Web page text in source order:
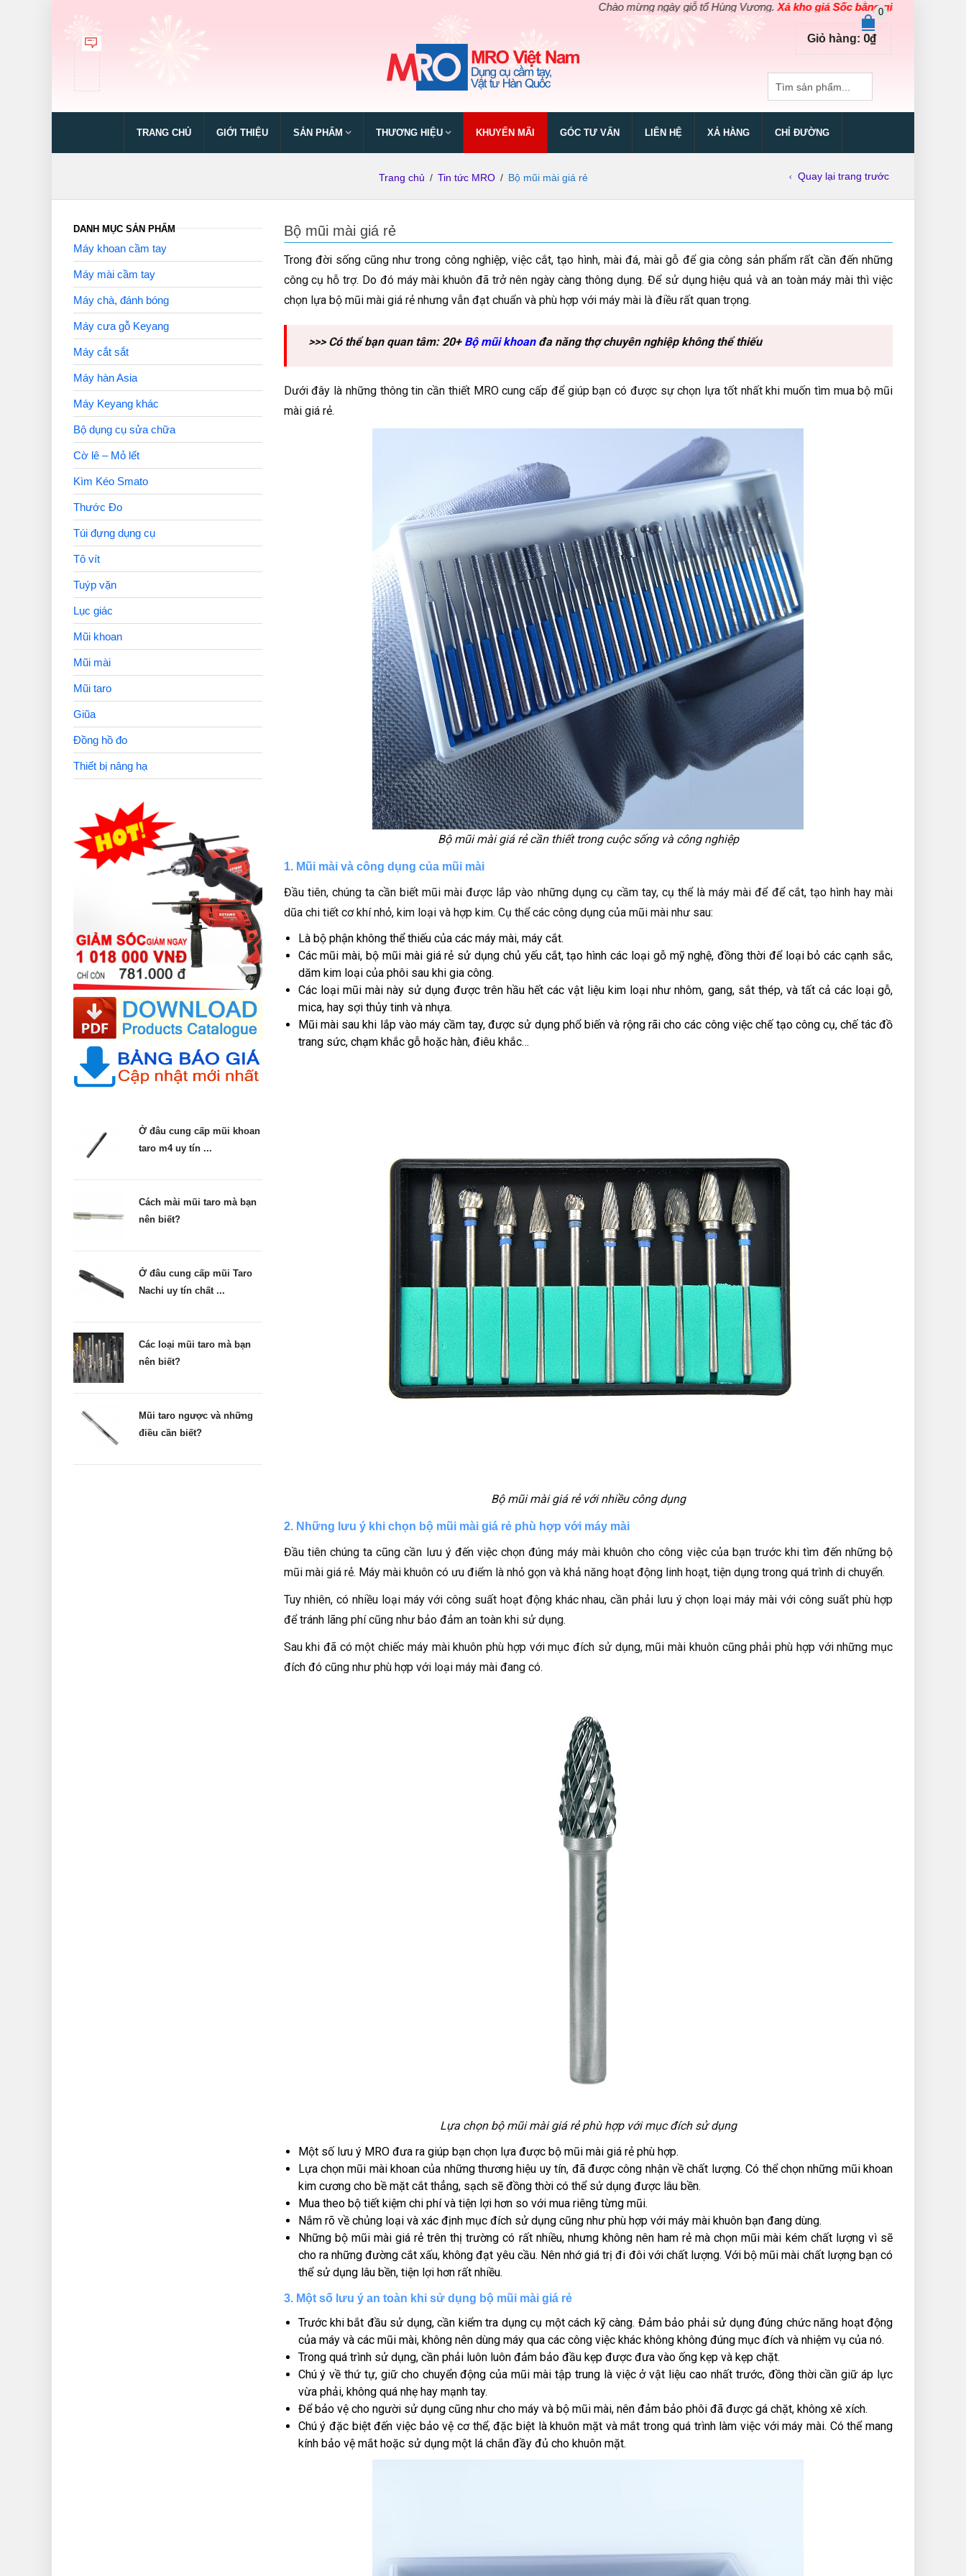
Chào mừng ngày giỗ tổ Hùng Vương.Xả kho giá Sốc bằng giá Gốccho các sản phẩm
0
Giỏ hàng: 0₫
TRANG CHỦ GIỚI THIỆU SẢN PHẨM THƯƠNG HIỆU KHUYẾN MÃI GÓC TƯ VẤN LIÊN HỆ XẢ HÀNG CHỈ ĐƯỜNG
Trang chủ / Tin tức MRO / Bộ mũi mài giá rẻ Quay lại trang trước
Bộ mũi mài giá rẻ
Trong đời sống cũng như trong công nghiệp, việc cắt, tạo hình, mài đá, mài gỗ để gia công sản phẩm rất cần đến những
công cụ hỗ trợ. Do đó máy mài khuôn đã trở nên ngày càng thông dụng. Để sử dụng hiệu quả và an toàn máy mài thì việc
chọn lựa bộ mũi mài giá rẻ nhưng vẫn đạt chuẩn và phù hợp với máy mài là điều rất quan trọng.
>>> Có thể bạn quan tâm: 20+ Bộ mũi khoanđa năng thợ chuyên nghiệp không thể thiếu
Dưới đây là những thông tin cần thiết MRO cung cấp để giúp bạn có được sự chọn lựa tốt nhất khi muốn tìm mua bộ mũi
mài giá rẻ.
Bộ mũi mài giá rẻ cần thiết trong cuộc sống và công nghiệp
1. Mũi mài và công dụng của mũi mài
Đầu tiên, chúng ta cần biết mũi mài được lắp vào những dụng cụ cầm tay, cụ thể là máy mài để để cắt, tạo hình hay mài
dũa chi tiết cơ khí nhỏ, kim loại và hợp kim. Cụ thể các công dụng của mũi mài như sau:
Là bộ phận không thể thiếu của các máy mài, máy cắt.
Các mũi mài, bộ mũi mài giá rẻ sử dụng chủ yếu cắt, tạo hình các loại gỗ mỹ nghệ, đồng thời để loại bỏ các cạnh sắc,
dăm kim loại của phôi sau khi gia công.
Các loại mũi mài này sử dụng được trên hầu hết các vật liệu kim loại như nhôm, gang, sắt thép, và tất cả các loại gỗ,
mica, hay sợi thủy tinh và nhựa.
Mũi mài sau khi lắp vào máy cầm tay, được sử dụng phổ biến và rộng rãi cho các công việc chế tạo công cụ, chế tác đồ
trang sức, chạm khắc gỗ hoặc hàn, điêu khắc…
Bộ mũi mài giá rẻ với nhiều công dụng
2. Những lưu ý khi chọn bộ mũi mài giá rẻ phù hợp với máy mài
Đầu tiên chúng ta cũng cần lưu ý đến việc chọn đúng máy mài khuôn cho công việc của bạn trước khi tìm đến những bộ
mũi mài giá rẻ. Máy mài khuôn có ưu điểm là nhỏ gọn và khả năng hoạt động linh hoạt, tiện dụng trong quá trình di chuyển.
Tuy nhiên, có nhiều loại máy với công suất hoạt động khác nhau, cần phải lưu ý chọn loại máy mài với công suất phù hợp
để tránh lãng phí cũng như bảo đảm an toàn khi sử dụng.
Sau khi đã có một chiếc máy mài khuôn phù hợp với mục đích sử dụng, mũi mài khuôn cũng phải phù hợp với những mục
đích đó cũng như phù hợp với loại máy mài đang có.
Lựa chọn bộ mũi mài giá rẻ phù hợp với mục đích sử dụng
Một số lưu ý MRO đưa ra giúp bạn chọn lựa được bộ mũi mài giá rẻ phù hợp.
Lựa chọn mũi mài khoan của những thương hiệu uy tín, đã được công nhận về chất lượng. Có thể chọn những mũi khoan
kim cương cho bề mặt cắt thẳng, sạch sẽ đồng thời có thể sử dụng được lâu bền.
Mua theo bộ tiết kiệm chi phí và tiện lợi hơn so với mua riêng từng mũi.
Nắm rõ về chủng loại và xác định mục đích sử dụng cũng như phù hợp với máy mài khuôn bạn đang dùng.
Những bộ mũi mài giá rẻ trên thị trường có rất nhiều, nhưng không nên ham rẻ mà chọn mũi mài kém chất lượng vì sẽ
cho ra những đường cắt xấu, không đạt yêu cầu. Nên nhớ giá trị đi đôi với chất lượng. Với bộ mũi mài chất lượng bạn có
thể sử dụng lâu bền, tiện lợi hơn rất nhiều.
3. Một số lưu ý an toàn khi sử dụng bộ mũi mài giá rẻ
Trước khi bắt đầu sử dụng, cần kiểm tra dụng cụ một cách kỹ càng. Đảm bảo phải sử dụng đúng chức năng hoạt động
của máy và các mũi mài, không nên dùng máy qua các công việc khác không không đúng mục đích và nhiệm vụ của nó.
Trong quá trình sử dụng, cần phải luôn luôn đảm bảo đầu kẹp được đưa vào ống kẹp và kẹp chặt.
Chú ý về thứ tự, giữ cho chuyển động của mũi mài tập trung là việc ở vật liệu cao nhất trước, đồng thời cần giữ áp lực
vừa phải, không quá nhẹ hay mạnh tay.
Để bảo vệ cho người sử dụng cũng như cho máy và bộ mũi mài, nên đảm bảo phôi đã được gá chặt, không xê xích.
Chú ý đặc biệt đến việc bảo vệ cơ thể, đặc biệt là khuôn mặt và mắt trong quá trình làm việc với máy mài. Có thể mang
kính bảo vệ mắt hoặc sử dụng một lá chắn đầy đủ cho khuôn mặt.
DANH MỤC SẢN PHẨM
Máy khoan cầm tay
Máy mài cầm tay
Máy chà, đánh bóng
Máy cưa gỗ Keyang
Máy cắt sắt
Máy hàn Asia
Máy Keyang khác
Bộ dụng cụ sửa chữa
Cờ lê – Mỏ lết
Kìm Kéo Smato
Thước Đo
Túi đựng dụng cụ
Tô vít
Tuýp vặn
Lục giác
Mũi khoan
Mũi mài
Mũi taro
Giũa
Đồng hồ đo
Thiết bị nâng hạ
Ở đâu cung cấp mũi khoan
taro m4 uy tín ...
Cách mài mũi taro mà bạn
nên biết?
Ở đâu cung cấp mũi Taro
Nachi uy tín chất ...
Các loại mũi taro mà bạn
nên biết?
Mũi taro ngược và những
điều cần biết?